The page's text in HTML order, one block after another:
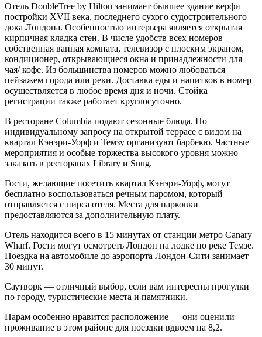
Отель DoubleTree by Hilton занимает бывшее здание верфи
постройки XVII века, последнего сухого судостроительного
дока Лондона. Особенностью интерьера является открытая
кирпичная кладка стен. В числе удобств всех номеров —
собственная ванная комната, телевизор с плоским экраном,
кондиционер, открывающиеся окна и принадлежности для
чая/ кофе. Из большинства номеров можно любоваться
пейзажем города или реки. Доставка еды и напитков в номер
осуществляется в любое время дня и ночи. Стойка
регистрации также работает круглосуточно.
В ресторане Columbia подают сезонные блюда. По
индивидуальному запросу на открытой террасе с видом на
квартал Кэнэри-Уорф и Темзу организуют барбекю. Частные
мероприятия и особые торжества высокого уровня можно
заказать в ресторанах Library и Snug.
Гости, желающие посетить квартал Кэнэри-Уорф, могут
бесплатно воспользоваться речным паромом, который
отправляется с пирса отеля. Места для парковки
предоставляются за дополнительную плату.
Отель находится всего в 15 минутах от станции метро Canary
Wharf. Гости могут осмотреть Лондон на лодке по реке Темзе.
Поездка на автомобиле до аэропорта Лондон-Сити занимает
30 минут.
Саутворк — отличный выбор, если вам интересны прогулки
по городу, туристические места и памятники.
Парам особенно нравится расположение — они оценили
проживание в этом районе для поездки вдвоем на 8,2.